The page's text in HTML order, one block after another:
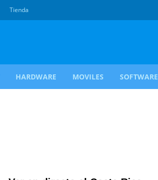
Tienda
HARDWARE MOVILES SOFTWARE